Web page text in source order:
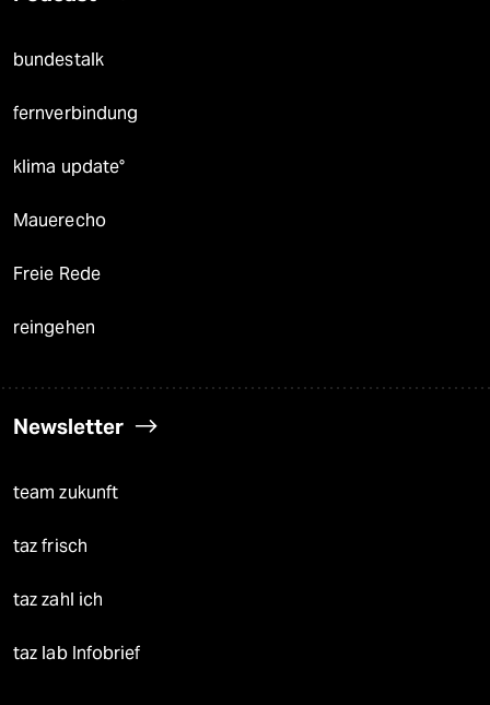
bundestalk
fernverbindung
klima update°
Mauerecho
Freie Rede
reingehen
Newsletter
team zukunft
taz frisch
taz zahl ich
taz lab Infobrief